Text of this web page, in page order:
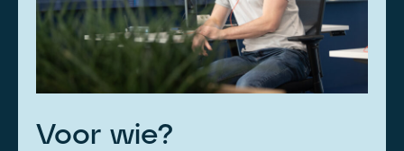
Voor wie?